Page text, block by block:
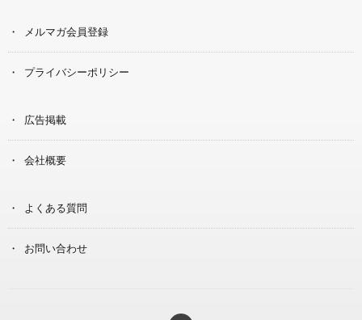
メルマガ会員登録
プライバシーポリシー
広告掲載
会社概要
よくある質問
お問い合わせ